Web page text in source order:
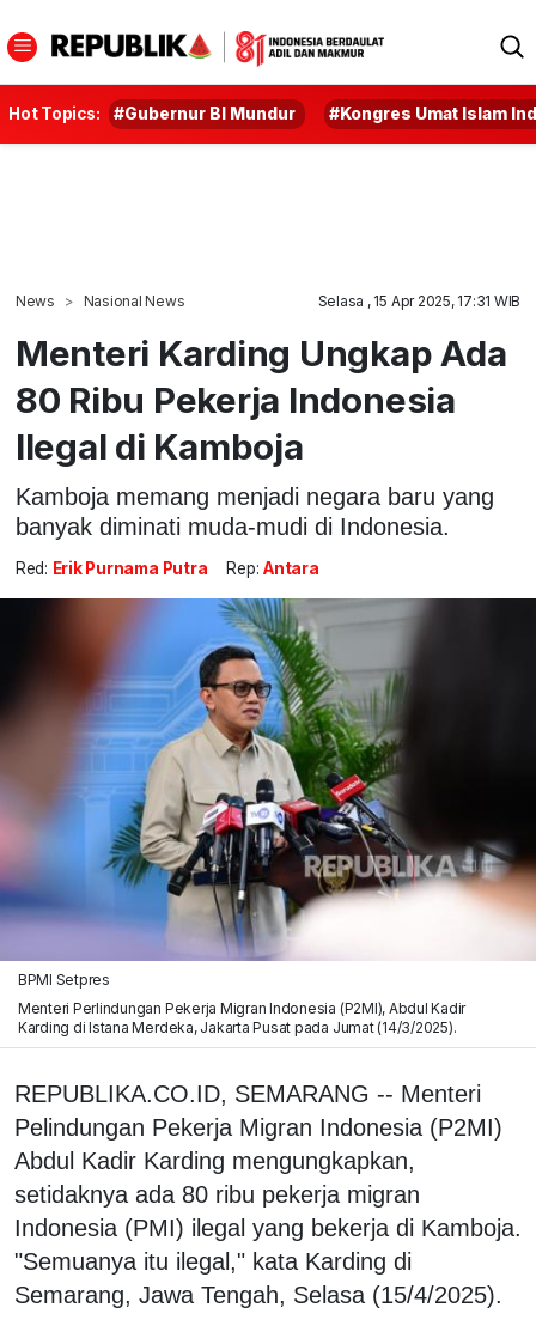
Hot Topics: #Gubernur BI Mundur #Kongres Umat Islam
News Nasional News Selasa , 15 Apr 2025, 17:31 WIB
Menteri Karding Ungkap Ada
80 Ribu Pekerja Indonesia
Ilegal di Kamboja
Kamboja memang menjadi negara baru yang
banyak diminati muda-mudi di Indonesia.
Red: Erik Purnama Putra Rep: Antara
BPMI Setpres
Menteri Perlindungan Pekerja Migran Indonesia (P2MI), Abdul Kadir
Karding di Istana Merdeka, Jakarta Pusat pada Jumat (14/3/2025).
REPUBLIKA.CO.ID, SEMARANG -- Menteri
Pelindungan Pekerja Migran Indonesia (P2MI)
Abdul Kadir Karding mengungkapkan,
setidaknya ada 80 ribu pekerja migran
Indonesia (PMI) ilegal yang bekerja di Kamboja.
"Semuanya itu ilegal," kata Karding di
Semarang, Jawa Tengah, Selasa (15/4/2025).